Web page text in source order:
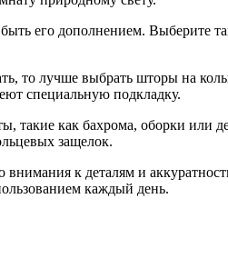
его дополнением. Выберите
то лучше выбрать шторы на
специальную подкладку.
такие как бахрома, оборки или
защелок.
к деталям и
каждый день.